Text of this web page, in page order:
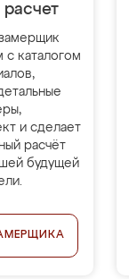
с каталогом
и сделает
расчёт
будущей